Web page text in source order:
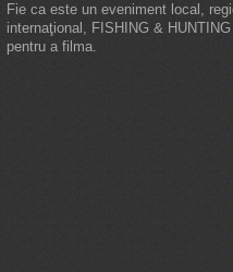
Fie ca este un eveniment local,
internaţional, FISHING &
pentru a filma.